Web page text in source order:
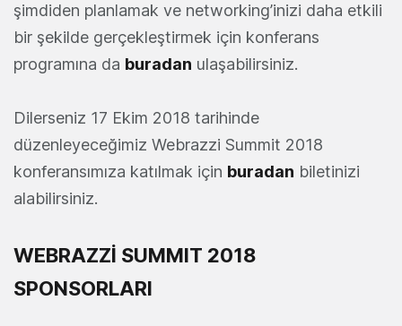
şimdiden planlamak ve networking’inizi daha etkili
bir şekilde gerçekleştirmek için konferans
programına da buradan ulaşabilirsiniz.
Dilerseniz 17 Ekim 2018 tarihinde
düzenleyeceğimiz Webrazzi Summit 2018
konferansımıza katılmak için buradan biletinizi
alabilirsiniz.
WEBRAZZİ SUMMIT 2018
SPONSORLARI